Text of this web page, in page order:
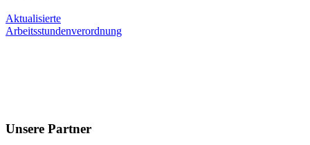
Aktualisierte
Arbeitsstundenverordnung
Unsere Partner